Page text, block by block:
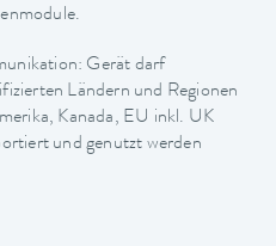
Gerät darf
Ländern und Regionen
Kanada, EU inkl. UK
und genutzt werden